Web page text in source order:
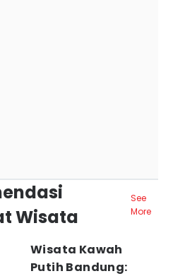
Wisata
See
More
Wisata Kawah
Putih Bandung: